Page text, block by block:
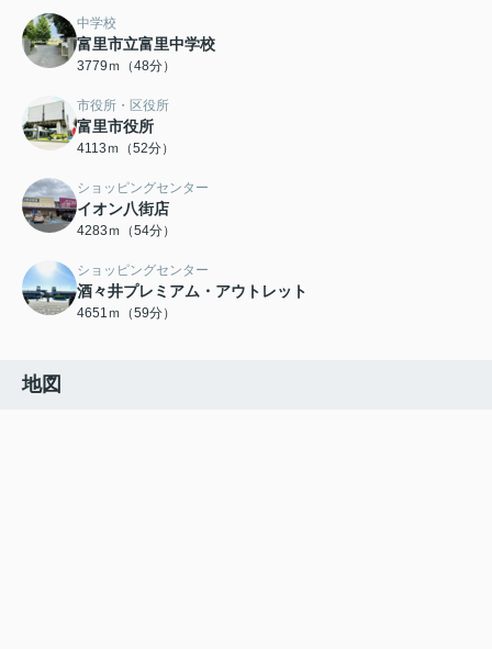
中学校
富里市立富里中学校
3779ｍ（48分）
市役所・区役所
富里市役所
4113ｍ（52分）
ショッピングセンター
イオン八街店
4283ｍ（54分）
ショッピングセンター
酒々井プレミアム・アウトレット
4651ｍ（59分）
地図